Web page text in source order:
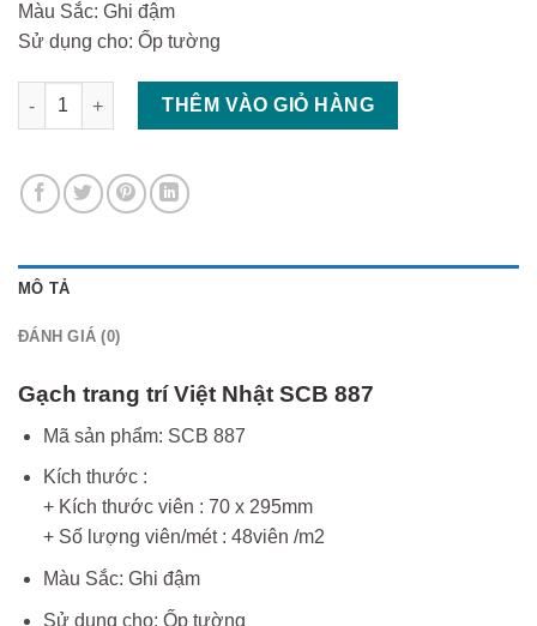
Màu Sắc: Ghi đậm
Sử dụng cho: Ốp tường
Gạch trang trí Việt Nhật SCB 887 số lượng
THÊM VÀO GIỎ HÀNG
MÔ TẢ
ĐÁNH GIÁ (0)
Gạch trang trí Việt Nhật SCB 887
Mã sản phẩm: SCB 887
Kích thước :
+ Kích thước viên : 70 x 295mm
+ Số lượng viên/mét : 48viên /m2
Màu Sắc: Ghi đậm
Sử dụng cho: Ốp tường